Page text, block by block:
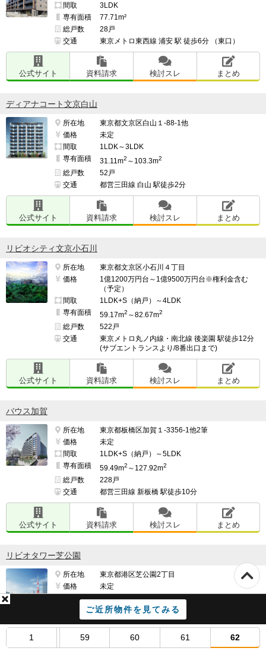
ご近所物件を見てみる
1 59 60 61 62
間取
3LDK
専有面積
77.71m²
総戸数
28戸
交通
東京メトロ東西線 浦安 駅 徒歩6分 （東口）
公式サイト 資料請求 検討スレ まとめ
ディアナコート文京白山
所在地
東京都文京区白山１-88-1他
価格
未定
間取
1LDK～3LDK
専有面積
31.11m2 ～103.3m2
総戸数
52戸
交通
都営三田線 白山 駅徒歩2分
公式サイト 資料請求 検討スレ まとめ
リビオシティ文京小石川
所在地
東京都文京区小石川４丁目
価格
1億1200万円台～1億9500万円台※権利金含む
（予定）
間取
1LDK+S（納戸）～4LDK
専有面積
59.17m2 ～82.67m2
総戸数
522戸
交通
東京メトロ丸ノ内線・南北線 後楽園 駅徒歩12分
(サブエントランスより/8番出口まで)
公式サイト 資料請求 検討スレ まとめ
バウス加賀
所在地
東京都板橋区加賀１-3356-1他2筆
価格
未定
間取
1LDK+S（納戸）～5LDK
専有面積
59.49m2 ～127.92m2
総戸数
228戸
交通
都営三田線 新板橋 駅徒歩10分
公式サイト 資料請求 検討スレ まとめ
リビオタワー芝公園
所在地
東京都港区芝公園2丁目
価格
未定
1LDK・2LDK
専有面積
57.64m²～81.22m²
総戸数
97戸
都営浅草線 大門 駅 徒歩4分 （A6出入口）